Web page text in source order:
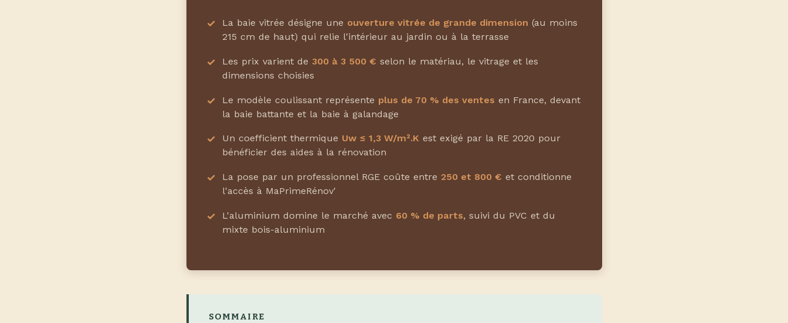
La baie vitrée désigne une ouverture vitrée de grande dimension (au moins
215 cm de haut) qui relie l'intérieur au jardin ou à la terrasse
Les prix varient de 300 à 3 500 € selon le matériau, le vitrage et les
dimensions choisies
Le modèle coulissant représente plus de 70 % des ventes en France, devant
la baie battante et la baie à galandage
Un coefficient thermique Uw ≤ 1,3 W/m².K est exigé par la RE 2020 pour
bénéficier des aides à la rénovation
La pose par un professionnel RGE coûte entre 250 et 800 € et conditionne
l'accès à MaPrimeRénov'
L'aluminium domine le marché avec 60 % de parts, suivi du PVC et du
mixte bois-aluminium
SOMMAIRE